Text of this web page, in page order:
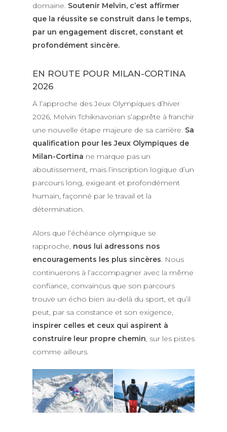
domaine. Soutenir Melvin, c’est affirmer
que la réussite se construit dans le temps,
par un engagement discret, constant et
profondément sincère.
EN ROUTE POUR MILAN-CORTINA
2026
À l’approche des Jeux Olympiques d’hiver
2026, Melvin Tchiknavorian s’apprête à franchir
une nouvelle étape majeure de sa carrière. Sa
qualification pour les Jeux Olympiques de
Milan-Cortina ne marque pas un
aboutissement, mais l’inscription logique d’un
parcours long, exigeant et profondément
humain, façonné par le travail et la
détermination.
Alors que l’échéance olympique se
rapproche, nous lui adressons nos
encouragements les plus sincères. Nous
continuerons à l’accompagner avec la même
confiance, convaincus que son parcours
trouve un écho bien au-delà du sport, et qu’il
peut, par sa constance et son exigence,
inspirer celles et ceux qui aspirent à
construire leur propre chemin, sur les pistes
comme ailleurs.